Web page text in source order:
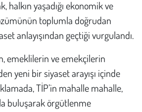
halkın yaşadığı ekonomik ve
toplumla doğrudan
anlayışından geçtiği vurgulandı.
emeklilerin ve emekçilerin
yeni bir siyaset arayışı içinde
TİP’in mahalle mahalle,
buluşarak örgütlenme